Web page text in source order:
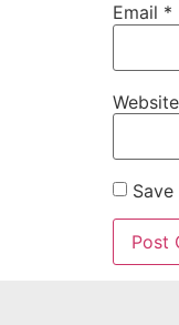
Email *
Website